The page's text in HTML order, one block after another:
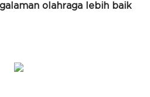
olahraga lebih baik